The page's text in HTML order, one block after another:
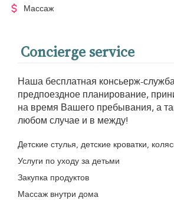
Массаж
Concierge service
Наша бесплатная консьерж-
предпоездное планирование,
на время Вашего пребывания, а
любом случае и в между!
Детские стулья, детские кроватки,
Услуги по уходу за детьми
Закупка продуктов
Массаж внутри дома